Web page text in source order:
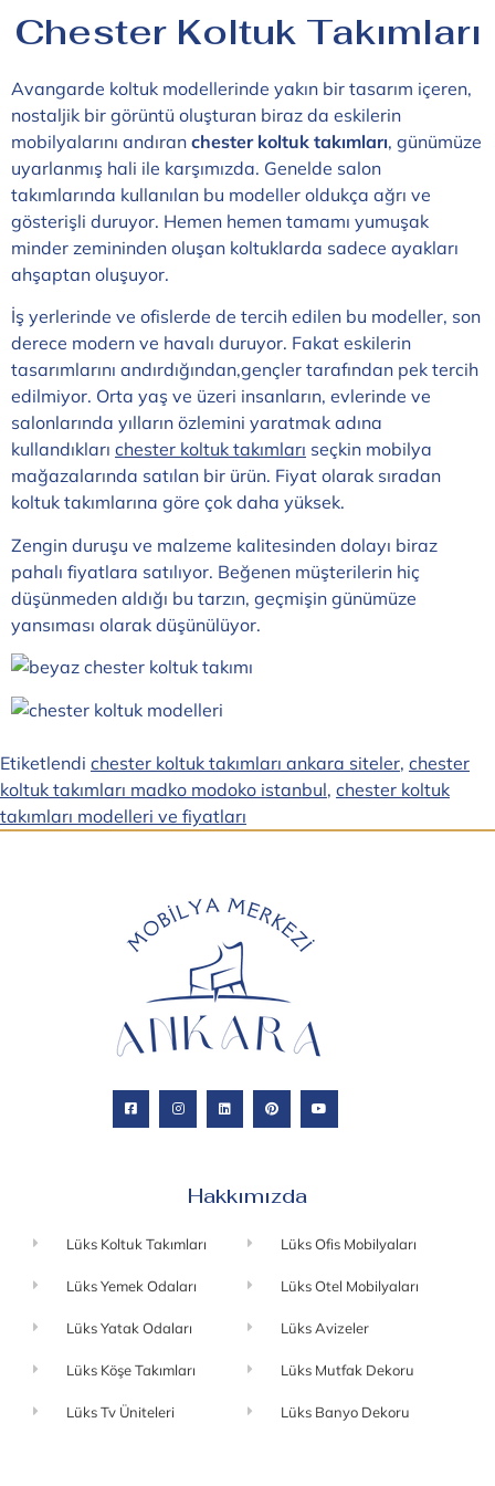
Chester Koltuk Takımları
Avangarde koltuk modellerinde yakın bir tasarım içeren,
nostaljik bir görüntü oluşturan biraz da eskilerin
mobilyalarını andıran chester koltuk takımları, günümüze
uyarlanmış hali ile karşımızda. Genelde salon
takımlarında kullanılan bu modeller oldukça ağrı ve
gösterişli duruyor. Hemen hemen tamamı yumuşak
minder zemininden oluşan koltuklarda sadece ayakları
ahşaptan oluşuyor.
İş yerlerinde ve ofislerde de tercih edilen bu modeller, son
derece modern ve havalı duruyor. Fakat eskilerin
tasarımlarını andırdığından,gençler tarafından pek tercih
edilmiyor. Orta yaş ve üzeri insanların, evlerinde ve
salonlarında yılların özlemini yaratmak adına
kullandıkları chester koltuk takımları seçkin mobilya
mağazalarında satılan bir ürün. Fiyat olarak sıradan
koltuk takımlarına göre çok daha yüksek.
Zengin duruşu ve malzeme kalitesinden dolayı biraz
pahalı fiyatlara satılıyor. Beğenen müşterilerin hiç
düşünmeden aldığı bu tarzın, geçmişin günümüze
yansıması olarak düşünülüyor.
Etiketlendi chester koltuk takımları ankara siteler, chester
koltuk takımları madko modoko istanbul, chester koltuk
takımları modelleri ve fiyatları
Hakkımızda
Lüks Koltuk Takımları
Lüks Yemek Odaları
Lüks Yatak Odaları
Lüks Köşe Takımları
Lüks Tv Üniteleri
Lüks Ofis Mobilyaları
Lüks Otel Mobilyaları
Lüks Avizeler
Lüks Mutfak Dekoru
Lüks Banyo Dekoru